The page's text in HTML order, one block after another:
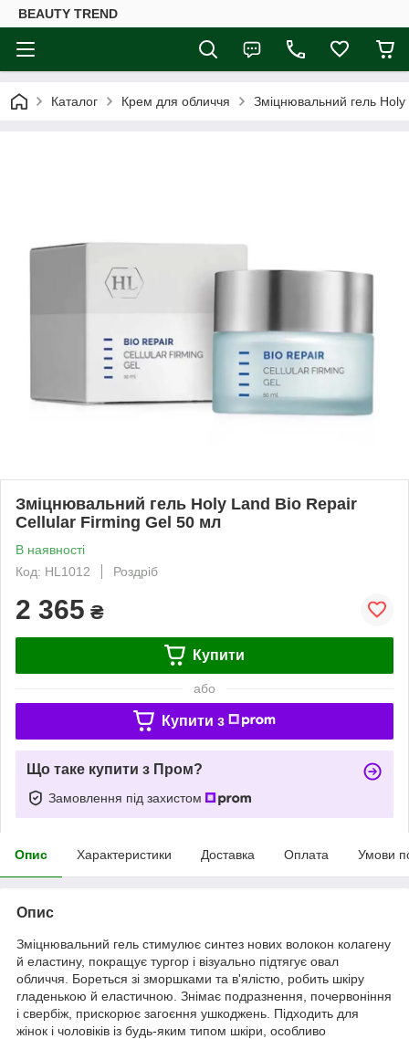
BEAUTY TREND
Каталог Крем для обличчя Зміцнювальний гель
Зміцнювальний гель Holy Land Bio Repair
Cellular Firming Gel 50 мл
В наявності
Код: HL1012
Роздріб
2 365 ₴
Купити
або
Купити з
Що таке купити з Пром?
Замовлення під захистом
Опис Характеристики Доставка Оплата Умови
Опис
Зміцнювальний гель стимулює синтез нових волокон колагену
й еластину, покращує тургор і візуально підтягує овал
обличчя. Бореться зі зморшками та в'ялістю, робить шкіру
гладенькою й еластичною. Знімає подразнення, почервоніння
і свербіж, прискорює загоєння ушкоджень. Підходить для
жінок і чоловіків із будь-яким типом шкіри, особливо